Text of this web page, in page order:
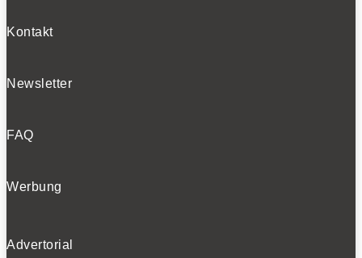
Kontakt
Newsletter
FAQ
Werbung
Advertorial